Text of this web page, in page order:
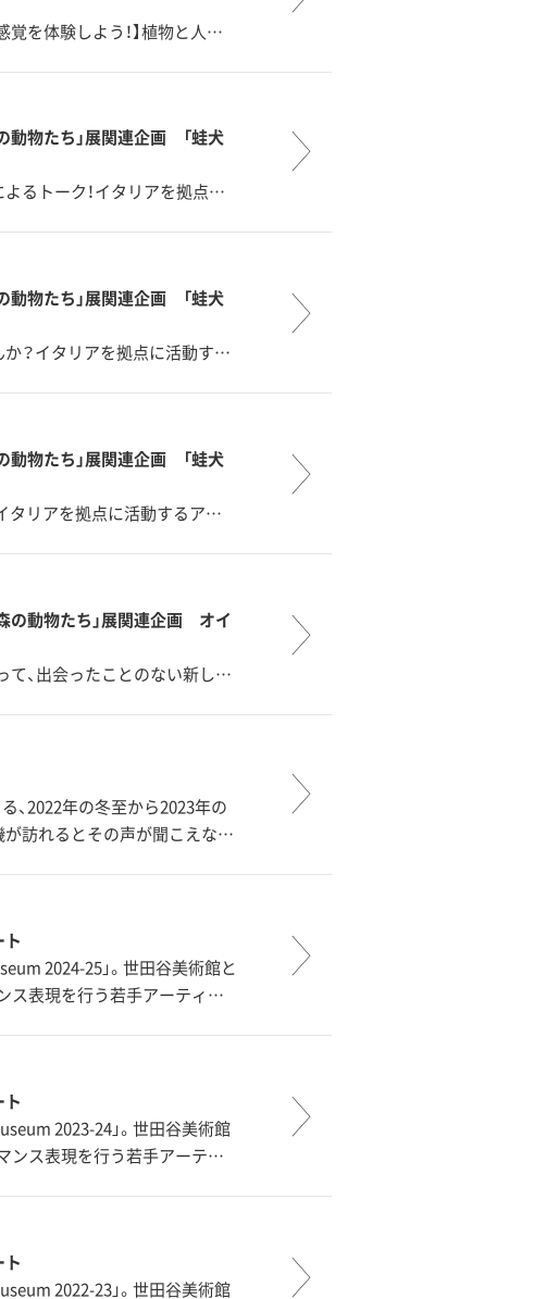
覚を体験しよう！】植物と人…
動物たち」展関連企画 「蛙犬
るトーク！イタリアを拠点…
動物たち」展関連企画 「蛙犬
か？イタリアを拠点に活動す…
動物たち」展関連企画 「蛙犬
タリアを拠点に活動するア…
の動物たち」展関連企画 オイ
て、出会ったことのない新し…
、2022年の冬至から2023年の
訪れるとその声が聞こえな…
ト
2024-25」。世田谷美術館と
ス表現を行う若手アーティ…
ト
2023-24」。世田谷美術館
ンス表現を行う若手アーテ…
ト
2022-23」。世田谷美術館